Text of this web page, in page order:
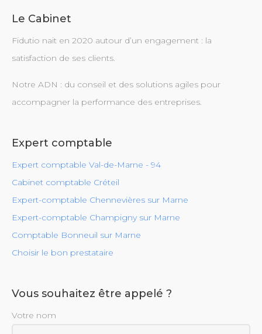
Le Cabinet
Fidutio nait en 2020 autour d’un engagement : la
satisfaction de ses clients.
Notre ADN : du conseil et des solutions agiles pour
accompagner la performance des entreprises.
Expert comptable
Expert comptable Val-de-Marne - 94
Cabinet comptable Créteil
Expert-comptable Chennevières sur Marne
Expert-comptable Champigny sur Marne
Comptable Bonneuil sur Marne
Choisir le bon prestataire
Vous souhaitez être appelé ?
Votre nom